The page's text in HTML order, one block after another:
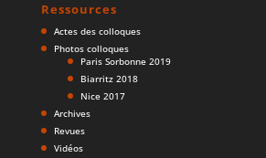
Ressources
Actes des colloques
Photos colloques
Paris Sorbonne 2019
Biarritz 2018
Nice 2017
Archives
Revues
Vidéos